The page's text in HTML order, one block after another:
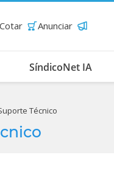
Cotar Anunciar
SíndicoNet IA
Técnico